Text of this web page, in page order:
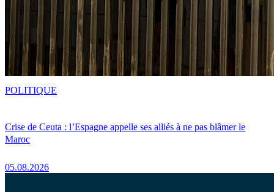
Crise de Ceuta : l’Espagne appelle ses alliés à ne pas blâmer le
Maroc
05.08.2026
POLITIQUE